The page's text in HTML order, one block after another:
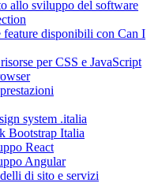
allo sviluppo del software
feature disponibili con Can I
per CSS e JavaScript
system .italia
Bootstrap Italia
React
Angular
di sito e servizi